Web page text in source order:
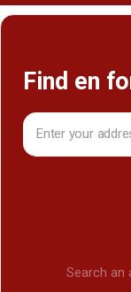
Find en
Search an